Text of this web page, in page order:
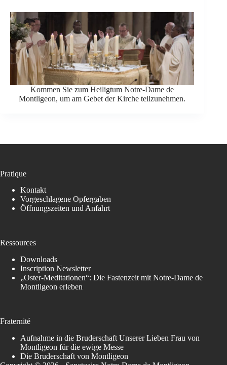
Kommen Sie zum Heiligtum Notre-Dame de
Montligeon, um am Gebet der Kirche teilzunehmen.
Pratique
Kontakt
Vorgeschlagene Opfergaben
Öffnungszeiten und Anfahrt
Ressources
Downloads
Inscription Newsletter
„Oster-Meditationen“: Die Fastenzeit mit Notre-Dame de
Montligeon erleben
Fraternité
Aufnahme in die Bruderschaft Unserer Lieben Frau von
Montligeon für die ewige Messe
Die Bruderschaft von Montligeon